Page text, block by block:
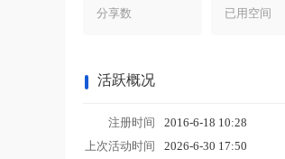
分享数 已用空间
活跃概况
注册时间 2016-6-18 10:28
上次活动时间
2026-6-30 17:50